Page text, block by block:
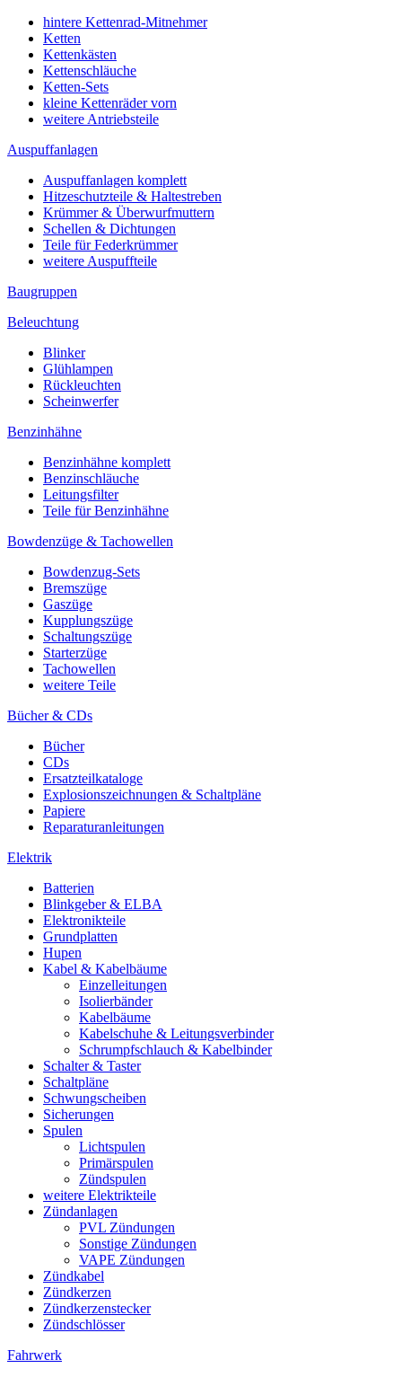
hintere Kettenrad-Mitnehmer
Ketten
Kettenkästen
Kettenschläuche
Ketten-Sets
kleine Kettenräder vorn
weitere Antriebsteile
Auspuffanlagen
Auspuffanlagen komplett
Hitzeschutzteile & Haltestreben
Krümmer & Überwurfmuttern
Schellen & Dichtungen
Teile für Federkrümmer
weitere Auspuffteile
Baugruppen
Beleuchtung
Blinker
Glühlampen
Rückleuchten
Scheinwerfer
Benzinhähne
Benzinhähne komplett
Benzinschläuche
Leitungsfilter
Teile für Benzinhähne
Bowdenzüge & Tachowellen
Bowdenzug-Sets
Bremszüge
Gaszüge
Kupplungszüge
Schaltungszüge
Starterzüge
Tachowellen
weitere Teile
Bücher & CDs
Bücher
CDs
Ersatzteilkataloge
Explosionszeichnungen & Schaltpläne
Papiere
Reparaturanleitungen
Elektrik
Batterien
Blinkgeber & ELBA
Elektronikteile
Grundplatten
Hupen
Kabel & Kabelbäume
Einzelleitungen
Isolierbänder
Kabelbäume
Kabelschuhe & Leitungsverbinder
Schrumpfschlauch & Kabelbinder
Schalter & Taster
Schaltpläne
Schwungscheiben
Sicherungen
Spulen
Lichtspulen
Primärspulen
Zündspulen
weitere Elektrikteile
Zündanlagen
PVL Zündungen
Sonstige Zündungen
VAPE Zündungen
Zündkabel
Zündkerzen
Zündkerzenstecker
Zündschlösser
Fahrwerk